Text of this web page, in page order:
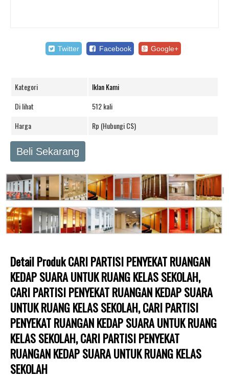
Twitter Facebook Google+
Kategori
Iklan Kami
Di lihat
512 kali
Harga
Rp (Hubungi CS)
Beli Sekarang
Detail Produk CARI PARTISI PENYEKAT RUANGAN
KEDAP SUARA UNTUK RUANG KELAS SEKOLAH,
CARI PARTISI PENYEKAT RUANGAN KEDAP SUARA
UNTUK RUANG KELAS SEKOLAH, CARI PARTISI
PENYEKAT RUANGAN KEDAP SUARA UNTUK RUANG
KELAS SEKOLAH, CARI PARTISI PENYEKAT
RUANGAN KEDAP SUARA UNTUK RUANG KELAS
SEKOLAH